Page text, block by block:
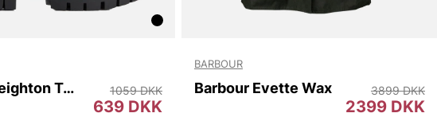
Barbour Leighton Tall Welly
639 DKK
1059 DKK
BARBOUR
Barbour Evette Wax
2399 DKK
3899 DKK